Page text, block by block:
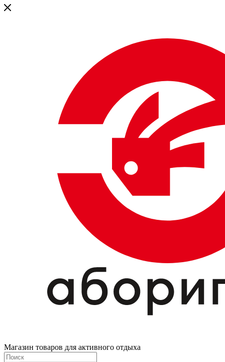
Магазин товаров для активного отдыха